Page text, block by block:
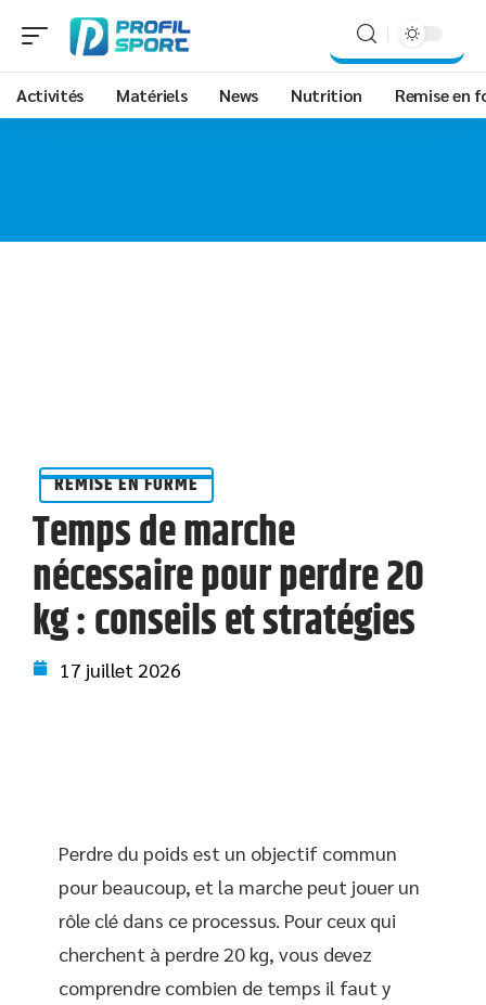
Activités Matériels News Nutrition Remise en
REMISE EN FORME
Temps de marche
nécessaire pour perdre 20
kg : conseils et stratégies
17 juillet 2026
Perdre du poids est un objectif commun
pour beaucoup, et la marche peut jouer un
rôle clé dans ce processus. Pour ceux qui
cherchent à perdre 20 kg, vous devez
comprendre combien de temps il faut y